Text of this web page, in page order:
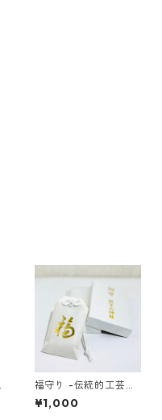
福守り -伝統的工芸
品・内山紙で奉製した
お守り- ※期間限定〜
¥1,000